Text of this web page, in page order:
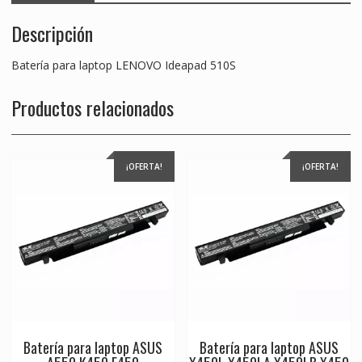
Descripción
Batería para laptop LENOVO Ideapad 510S
Productos relacionados
¡OFERTA!
Batería para laptop ASUS
¡OFERTA!
Batería para laptop ASUS